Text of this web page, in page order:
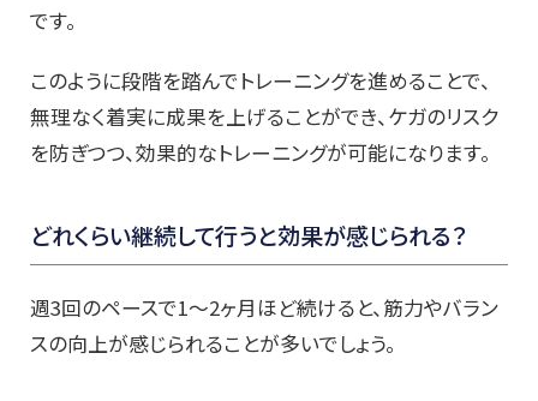
です。
このように段階を踏んでトレーニングを進めることで、
無理なく着実に成果を上げることができ、ケガのリスク
を防ぎつつ、効果的なトレーニングが可能になります。
どれくらい継続して行うと効果が感じられる？
週3回のペースで1～2ヶ月ほど続けると、筋力やバラン
スの向上が感じられることが多いでしょう。